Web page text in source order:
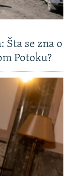
Šta se zna o
Potoku?